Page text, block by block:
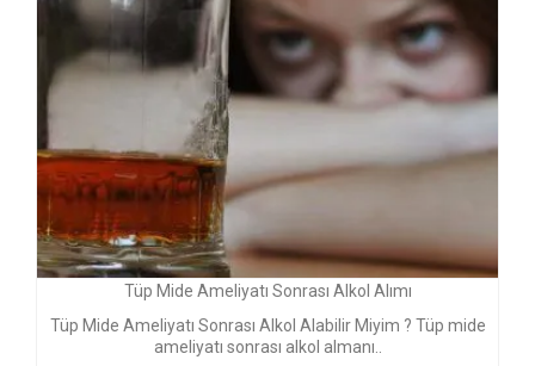
Tüp Mide Ameliyatı Sonrası Alkol Alımı
Tüp Mide Ameliyatı Sonrası Alkol Alabilir Miyim ? Tüp mide
ameliyatı sonrası alkol almanı..